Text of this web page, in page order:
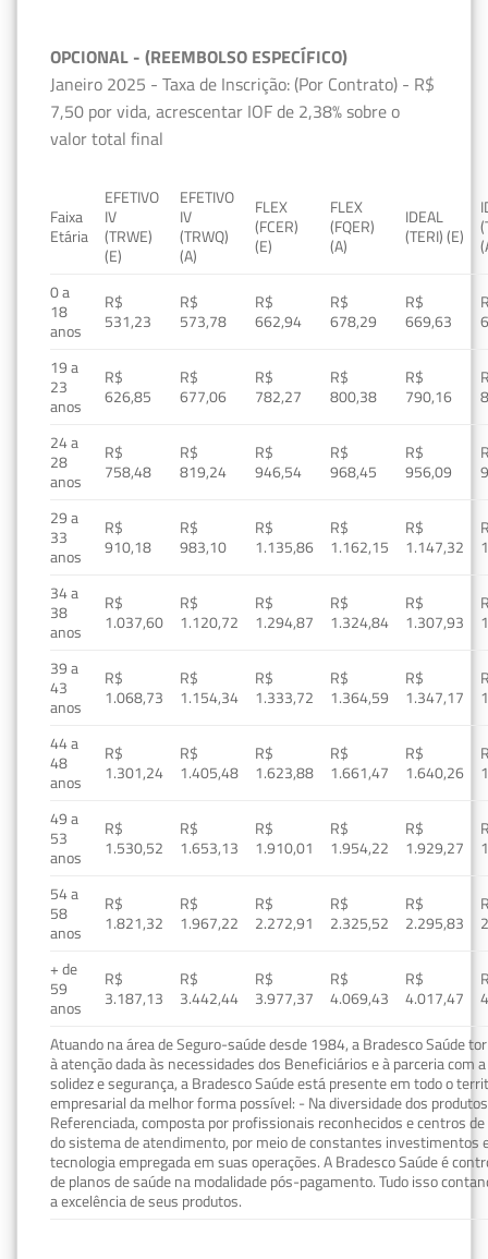
OPCIONAL - (REEMBOLSO ESPECÍFICO)
Janeiro 2025 - Taxa de Inscrição: (Por Contrato) - R$
7,50 por vida, acrescentar IOF de 2,38% sobre o
valor total final
Faixa
Etária
EFETIVO
IV
(TRWE)
(E)
EFETIVO
IV
(TRWQ)
(A)
FLEX
(FCER)
(E)
FLEX
(FQER)
(A)
IDEAL
(TERI) (E)
0 a
18
anos
R$
531,23
R$
573,78
R$
662,94
R$
678,29
R$
669,63
19 a
23
anos
R$
626,85
R$
677,06
R$
782,27
R$
800,38
R$
790,16
24 a
28
anos
R$
758,48
R$
819,24
R$
946,54
R$
968,45
R$
956,09
29 a
33
anos
R$
910,18
R$
983,10
R$
1.135,86
R$
1.162,15
R$
1.147,32
34 a
38
anos
R$
1.037,60
R$
1.120,72
R$
1.294,87
R$
1.324,84
R$
1.307,93
39 a
43
anos
R$
1.068,73
R$
1.154,34
R$
1.333,72
R$
1.364,59
R$
1.347,17
44 a
48
anos
R$
1.301,24
R$
1.405,48
R$
1.623,88
R$
1.661,47
R$
1.640,26
49 a
53
anos
R$
1.530,52
R$
1.653,13
R$
1.910,01
R$
1.954,22
R$
1.929,27
54 a
58
anos
R$
1.821,32
R$
1.967,22
R$
2.272,91
R$
2.325,52
R$
2.295,83
+ de
59
anos
R$
3.187,13
R$
3.442,44
R$
3.977,37
R$
4.069,43
R$
4.017,47
Atuando na área de Seguro-saúde desde 1984, a Bradesco Saúde
à atenção dada às necessidades dos Beneficiários e à parceria com
solidez e segurança, a Bradesco Saúde está presente em todo o
empresarial da melhor forma possível: - Na diversidade dos
Referenciada, composta por profissionais reconhecidos e centros
do sistema de atendimento, por meio de constantes investimentos
tecnologia empregada em suas operações. A Bradesco Saúde é
de planos de saúde na modalidade pós-pagamento. Tudo isso
a excelência de seus produtos.